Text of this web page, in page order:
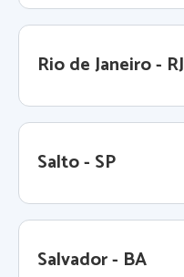
Rio de Janeiro - RJ
Salto - SP
Salvador - BA